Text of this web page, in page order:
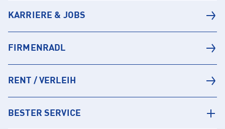
KARRIERE & JOBS
FIRMENRADL
RENT / VERLEIH
BESTER SERVICE